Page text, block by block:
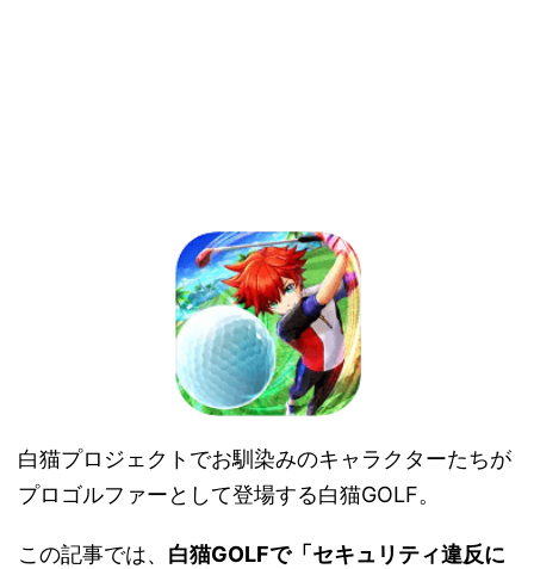
白猫プロジェクトでお馴染みのキャラクターたちが
プロゴルファーとして登場する白猫GOLF。
この記事では、 白猫GOLFで「セキュリティ違反に